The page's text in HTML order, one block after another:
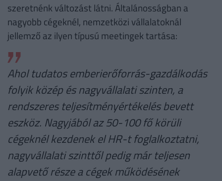
szeretnénk változást látni. Általánosságban a
nagyobb cégeknél, nemzetközi vállalatoknál
jellemző az ilyen típusú meetingek tartása:
Ahol tudatos emberierőforrás-gazdálkodás
folyik közép és nagyvállalati szinten, a
rendszeres teljesítményértékelés bevett
eszköz. Nagyjából az 50-100 fő körüli
cégeknél kezdenek el HR-t foglalkoztatni,
nagyvállalati szinttől pedig már teljesen
alapvető része a cégek működésének